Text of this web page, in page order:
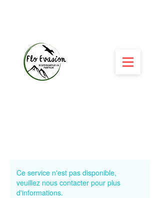
Ce service n'est pas disponible,
veuillez nous contacter pour plus
d'informations.